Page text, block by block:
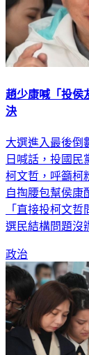
趙少康喊「投
決
大選進入最後倒
日喊話，投國民
柯文哲，呼籲柯
自掏腰包幫侯康
「直接投柯文
選民結構問題沒
政治